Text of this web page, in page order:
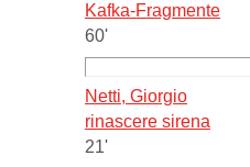
Kafka-Fragmente
60'
Netti, Giorgio
rinascere sirena
21'